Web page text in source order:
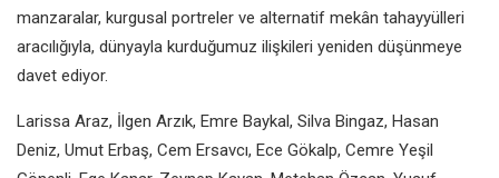
manzaralar, kurgusal portreler ve alternatif mekân tahayyülleri
aracılığıyla, dünyayla kurduğumuz ilişkileri yeniden düşünmeye
davet ediyor.
Larissa Araz, İlgen Arzık, Emre Baykal, Silva Bingaz, Hasan
Deniz, Umut Erbaş, Cem Ersavcı, Ece Gökalp, Cemre Yeşil